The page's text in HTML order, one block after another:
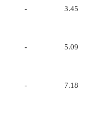
- 3.45
- 5.09
- 7.18